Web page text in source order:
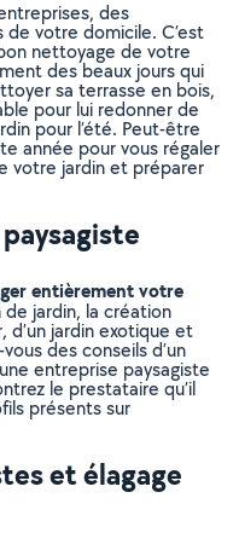
des
votre domicile. C’est
nettoyage de votre
des beaux jours qui
sa terrasse en bois,
pour lui redonner de
pour l’été. Peut-être
année pour vous régaler
votre jardin et préparer
entièrement votre
de jardin, la création
d’un jardin exotique et
des conseils d’un
entreprise paysagiste
le prestataire qu’il
présents sur
et élagage